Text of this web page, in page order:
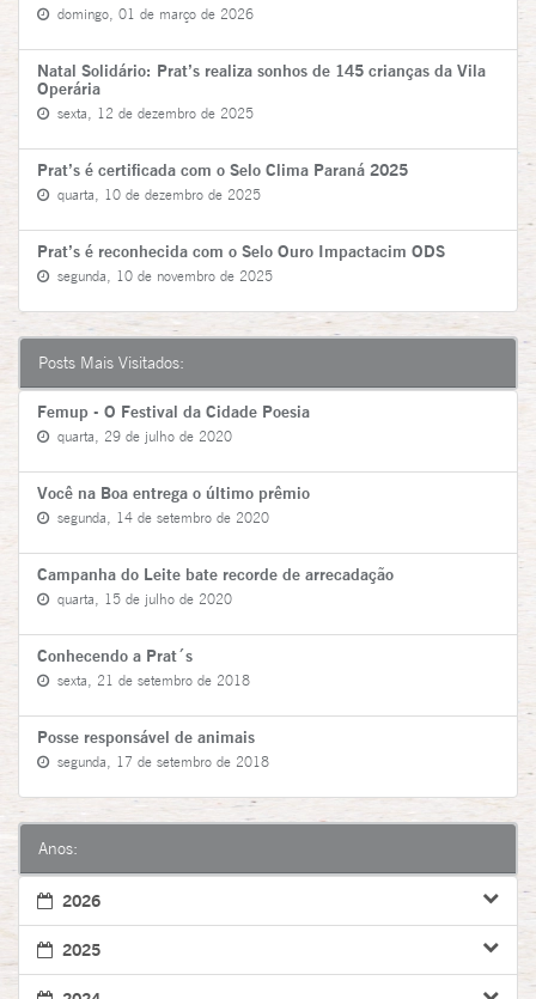
domingo, 01 de março de 2026
Natal Solidário: Prat’s realiza sonhos de 145 crianças da Vila
Operária
sexta, 12 de dezembro de 2025
Prat’s é certificada com o Selo Clima Paraná 2025
quarta, 10 de dezembro de 2025
Prat’s é reconhecida com o Selo Ouro Impactacim ODS
segunda, 10 de novembro de 2025
Posts Mais Visitados:
Femup - O Festival da Cidade Poesia
quarta, 29 de julho de 2020
Você na Boa entrega o último prêmio
segunda, 14 de setembro de 2020
Campanha do Leite bate recorde de arrecadação
quarta, 15 de julho de 2020
Conhecendo a Prat´s
sexta, 21 de setembro de 2018
Posse responsável de animais
segunda, 17 de setembro de 2018
Anos:
2026
2025